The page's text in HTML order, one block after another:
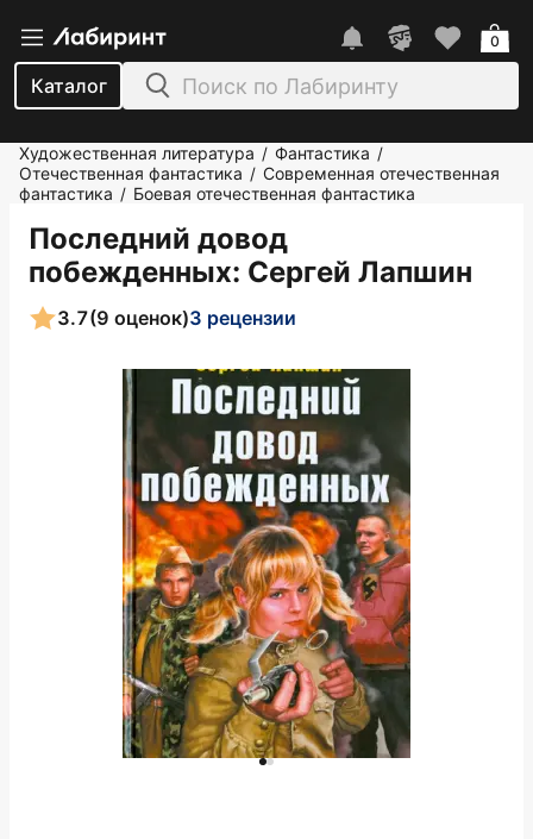
Каталог
0
Художественная литература / Фантастика /
Отечественная фантастика / Современная отечественная
фантастика / Боевая отечественная фантастика
Последний довод
побежденных: Сергей Лапшин
3.7(9 оценок)3 рецензии